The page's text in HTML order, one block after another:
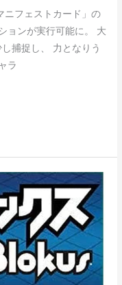
ニフェストカード」の
ョンが実行可能に。 大
捕捉し、 力となりう
ラ